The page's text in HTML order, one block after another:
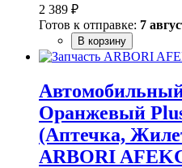
2 389 ₽
Готов к отправке: 7
В корзину
Оранжевый
(Аптечка,
ARBORI